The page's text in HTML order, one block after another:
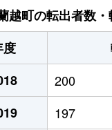
越町の転出者数
度
200
197